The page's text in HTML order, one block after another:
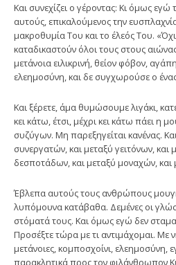
Και συνεχίζει ο γέροντας: Κι όμως
αυτούς, επικαλούμενος την
μακροθυμία Του και το έλεός Του.
καταδικαστούν όλοι τους στους
μετάνοια ειλικρινή, θείον φόβον,
ελεημοσύνη, και δε συγχωρούσε ο
Και ξέρετε, άμα θυμώσουμε λιγάκι,
κει κάτω, έτσι, μέχρι κει κάτω πάει η
συζύγων. Μη παρεξηγείται κανένας.
συνεργατών, και μεταξύ γειτόνων,
δεσποτάδων, και μεταξύ μοναχών,
Έβλεπα αυτούς τους ανθρώπους
λυπόμουνα κατάβαθα. Δεμένες οι
στόματά τους. Και όμως εγώ δεν
Προσέξτε τώρα με τι αντιμάχομαι. Με
μετάνοιες, κομποσχοίνι, ελεημοσύνη,
παρακλητικά προς τον φιλάνθρωπον